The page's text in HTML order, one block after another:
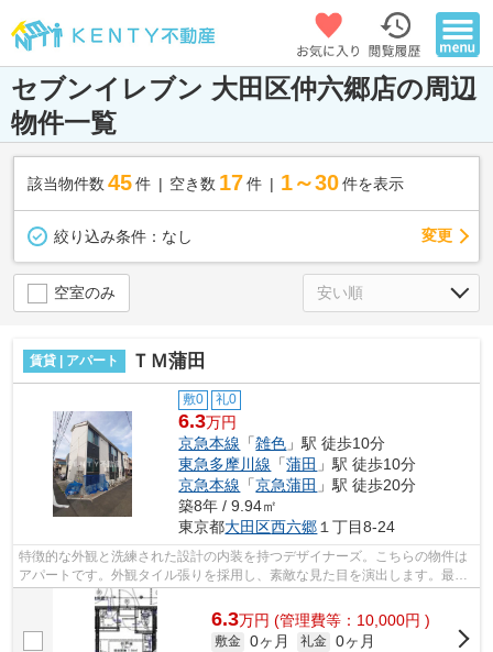
セブンイレブン 大田区仲六郷店の周辺
物件一覧
該当物件数 45件 空き数 17 件 1～30 件を表示
絞り込み条件： なし 変更
空室のみ
賃貸 | アパート ＴＭ蒲田
敷0 礼0
6.3万円
京急本線 「雑色 」駅 徒歩10分
東急多摩川線 「蒲田 」駅 徒歩10分
京急本線 「京急蒲田 」駅 徒歩20分
築8年 / 9.94㎡
東京都大田区西六郷 １丁目8-24
特徴的な外観と洗練された設計の内装を持つデザイナーズ。こちらの物件は
アパートです。外観タイル張りを採用し、素敵な見た目を演出します。最上
階の物件です。駅から徒歩10分の物件...
6.3万円 (管理費等：10,000円 )
敷金 0ヶ月 礼金 0ヶ月